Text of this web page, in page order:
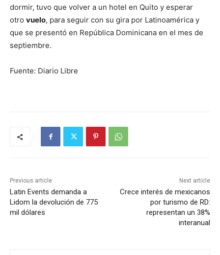
dormir, tuvo que volver a un hotel en Quito y esperar
otro vuelo, para seguir con su gira por Latinoamérica y
que se presentó en República Dominicana en el mes de
septiembre.
Fuente: Diario Libre
Previous article
Latin Events demanda a
Lidom la devolución de 775
mil dólares
Next article
Crece interés de mexicanos
por turismo de RD:
representan un 38%
interanual